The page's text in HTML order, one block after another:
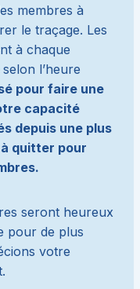
membres à
le traçage. Les
à chaque
l’heure
pour faire une
capacité
depuis une plus
quitter pour
seront heureux
pour de plus
votre